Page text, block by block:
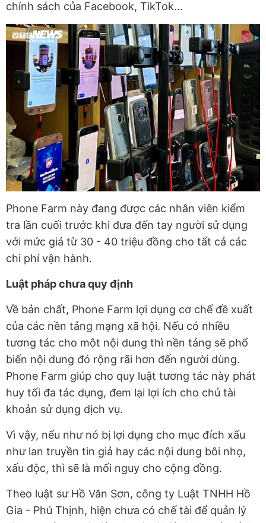
chính sách của Facebook, TikTok…
Phone Farm này đang được các nhân viên kiểm
tra lần cuối trước khi đưa đến tay người sử dụng
với mức giá từ 30 - 40 triệu đồng cho tất cả các
chi phí vận hành.
Luật pháp chưa quy định
Về bản chất, Phone Farm lợi dụng cơ chế đề xuất
của các nền tảng mạng xã hội. Nếu có nhiều
tương tác cho một nội dung thì nền tảng sẽ phổ
biến nội dung đó rộng rãi hơn đến người dùng.
Phone Farm giúp cho quy luật tương tác này phát
huy tối đa tác dụng, đem lại lợi ích cho chủ tài
khoản sử dụng dịch vụ.
Vì vậy, nếu như nó bị lợi dụng cho mục đích xấu
như lan truyền tin giả hay các nội dung bôi nhọ,
xấu độc, thì sẽ là mối nguy cho cộng đồng.
Theo luật sư Hồ Văn Sơn, công ty Luật TNHH Hồ
Gia - Phú Thịnh, hiện chưa có chế tài để quản lý